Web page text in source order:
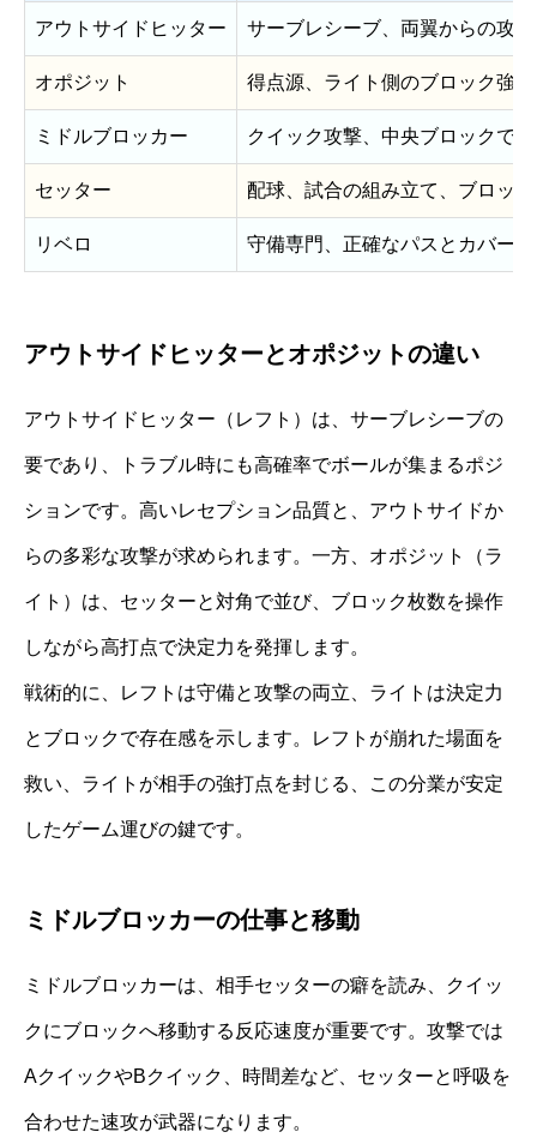
アウトサイドヒッター サーブレシーブ、両翼からの攻
オポジット 得点源、ライト側のブロック強化
ミドルブロッカー クイック攻撃、中央ブロックで
セッター 配球、試合の組み立て、ブロッ
リベロ 守備専門、正確なパスとカバー
アウトサイドヒッターとオポジットの違い
アウトサイドヒッター（レフト）は、サーブレシーブの
要であり、トラブル時にも高確率でボールが集まるポジ
ションです。高いレセプション品質と、アウトサイドか
らの多彩な攻撃が求められます。一方、オポジット（ラ
イト）は、セッターと対角で並び、ブロック枚数を操作
しながら高打点で決定力を発揮します。
戦術的に、レフトは守備と攻撃の両立、ライトは決定力
とブロックで存在感を示します。レフトが崩れた場面を
救い、ライトが相手の強打点を封じる、この分業が安定
したゲーム運びの鍵です。
ミドルブロッカーの仕事と移動
ミドルブロッカーは、相手セッターの癖を読み、クイッ
クにブロックへ移動する反応速度が重要です。攻撃では
AクイックやBクイック、時間差など、セッターと呼吸を
合わせた速攻が武器になります。